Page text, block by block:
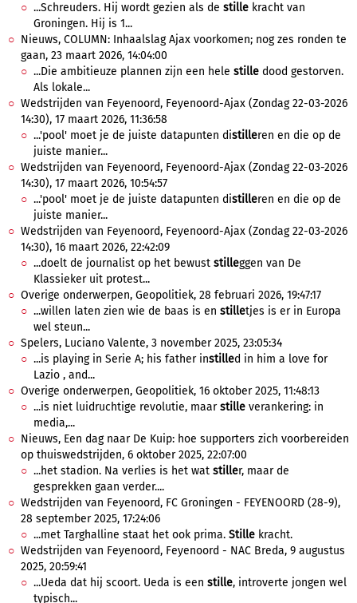
...Schreuders. Hij wordt gezien als de stille kracht van
Groningen. Hij is 1...
Nieuws, COLUMN: Inhaalslag Ajax voorkomen; nog zes ronden te
gaan, 23 maart 2026, 14:04:00
...Die ambitieuze plannen zijn een hele stille dood gestorven.
Als lokale...
Wedstrijden van Feyenoord, Feyenoord-Ajax (Zondag 22-03-2026
14:30), 17 maart 2026, 11:36:58
...'pool' moet je de juiste datapunten distilleren en die op de
juiste manier...
Wedstrijden van Feyenoord, Feyenoord-Ajax (Zondag 22-03-2026
14:30), 17 maart 2026, 10:54:57
...'pool' moet je de juiste datapunten distilleren en die op de
juiste manier...
Wedstrijden van Feyenoord, Feyenoord-Ajax (Zondag 22-03-2026
14:30), 16 maart 2026, 22:42:09
...doelt de journalist op het bewust stilleggen van De
Klassieker uit protest...
Overige onderwerpen, Geopolitiek, 28 februari 2026, 19:47:17
...willen laten zien wie de baas is en stilletjes is er in Europa
wel steun...
Spelers, Luciano Valente, 3 november 2025, 23:05:34
...is playing in Serie A; his father instilled in him a love for
Lazio , and...
Overige onderwerpen, Geopolitiek, 16 oktober 2025, 11:48:13
...is niet luidruchtige revolutie, maarstille verankering: in
media,...
Nieuws, Een dag naar De Kuip: hoe supporters zich voorbereiden
op thuiswedstrijden, 6 oktober 2025, 22:07:00
...het stadion. Na verlies is het wat stiller, maar de
gesprekken gaan verder....
Wedstrijden van Feyenoord, FC Groningen - FEYENOORD (28-9),
28 september 2025, 17:24:06
...met Targhalline staat het ook prima. Stille kracht.
Wedstrijden van Feyenoord, Feyenoord - NAC Breda, 9 augustus
2025, 20:59:41
...Ueda dat hij scoort. Ueda is een stille, introverte jongen wel
typisch...